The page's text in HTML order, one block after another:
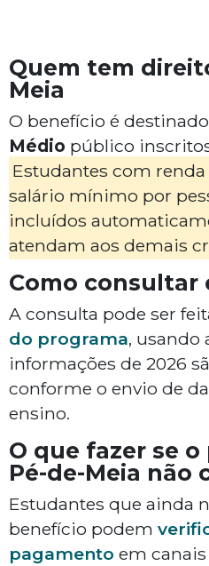
Quem tem
Meia
O benefício é
Médio público
Estudantes com
salário mínimo por
incluídos
atendam aos demais
Como consultar
A consulta pode ser
do programa, usando
informações de 2026
conforme o envio de
ensino.
O que fazer se
Pé-de-Meia não
Estudantes que ainda
benefício podem
pagamento em